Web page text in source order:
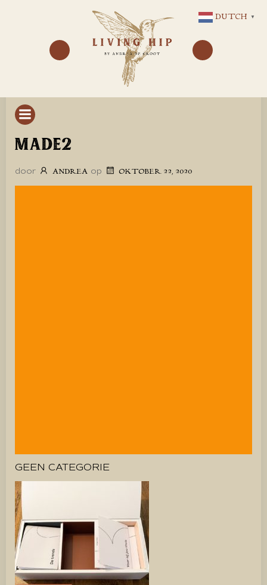
NAAR
DE
INHOUD
MADE2
door ANDREA op OKTOBER 22, 2020
GEEN CATEGORIE
DUTCH ▼